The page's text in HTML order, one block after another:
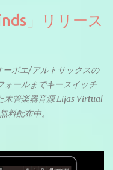
」リリース
ーボエ/アルトサックスの
ォールまでキースイッチ
木管楽器音源 Lijas Virtual
料配布中。